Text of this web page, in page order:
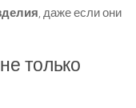
, даже если они
только